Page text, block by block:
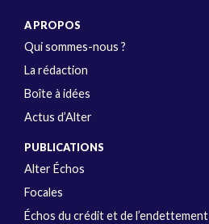
A PROPOS
Qui sommes-nous ?
La rédaction
Boîte à idées
Actus d’Alter
PUBLICATIONS
Alter Échos
Focales
Échos du crédit et de l’endettement